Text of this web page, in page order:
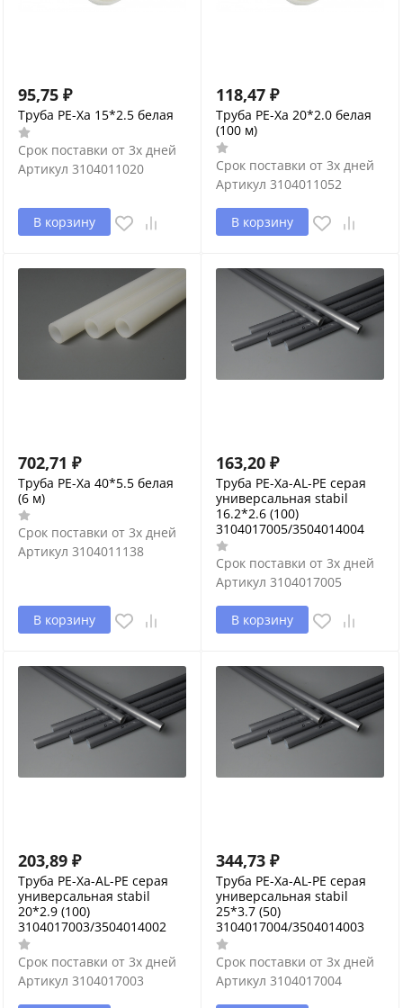
95,75 ₽
Труба PE-Xa 15*2.5 белая
Срок поставки от 3х дней
Артикул 3104011020
В корзину
118,47 ₽
Труба PE-Xa 20*2.0 белая
(100 м)
Срок поставки от 3х дней
Артикул 3104011052
В корзину
702,71 ₽
Труба PE-Xa 40*5.5 белая
(6 м)
Срок поставки от 3х дней
Артикул 3104011138
В корзину
163,20 ₽
Труба PE-Xa-AL-PE серая
универсальная stabil
16.2*2.6 (100)
3104017005/3504014004
Срок поставки от 3х дней
Артикул 3104017005
В корзину
203,89 ₽
Труба PE-Xa-AL-PE серая
универсальная stabil
20*2.9 (100)
3104017003/3504014002
Срок поставки от 3х дней
Артикул 3104017003
344,73 ₽
Труба PE-Xa-AL-PE серая
универсальная stabil
25*3.7 (50)
3104017004/3504014003
Срок поставки от 3х дней
Артикул 3104017004